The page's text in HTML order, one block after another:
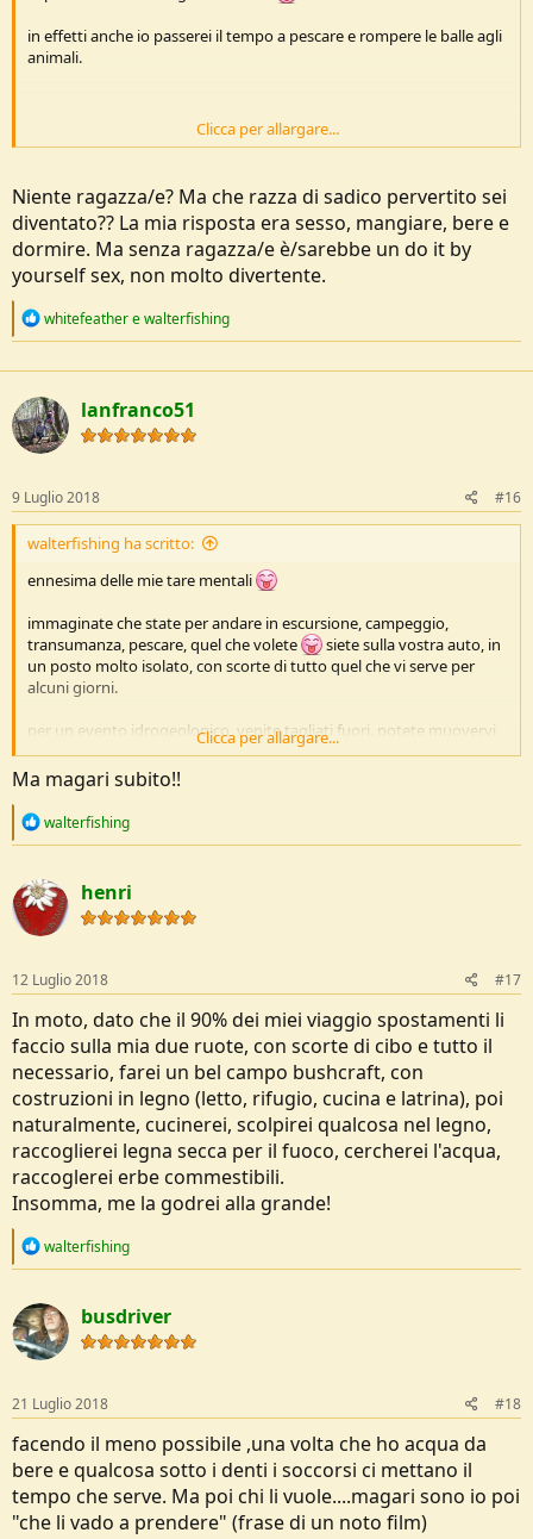
in effetti anche io passerei il tempo a pescare e rompere le balle agli
animali.
dai, complico le cose: dati i vincoli di cui sopra (isolamento e
situazione che l'ha causata e cosa fareste!
Clicca per allargare...
Niente ragazza/e? Ma che razza di sadico pervertito sei
diventato?? La mia risposta era sesso, mangiare, bere e
dormire. Ma senza ragazza/e è/sarebbe un do it by
yourself sex, non molto divertente.
R
c
t
i
o
n
whitefeatherewalterfishing
lanfranco51
9 Luglio 2018 #16
walterfishing ha scritto:
ennesima delle mie tare mentali
immaginate che state per andare in escursione, campeggio,
transumanza, pescare, quel che volete
siete sulla vostra auto, in
un posto molto isolato, con scorte di tutto quel che vi serve per
alcuni giorni.
per un evento idrogeologico, venite tagliati fuori. potete muovervi
solo nel raggio di 500 m dalla vostra auto, e c'e' un piccolo spiazzo a
vostra totale disposizione
supponendo che
2)il clima sia ottimo e abbiate scorte per un intervallo ben piu'
lungo, quindi non rischiate
delimitato, senza contatti col mondo esterno
4)la situazione si sia stabilizzata e quindi non ci siano ulteriori rischi,
non potete aprirvi la strada da soli ma neppure dobbiate
preoccuparvi
come passereste le 48 ore in attesa della riapertura della strada?
Clicca per allargare...
Ma magari subito!!
R
c
t
i
o
s
:
walterfishing
henri
12 Luglio 2018 #17
In moto, dato che il 90% dei miei viaggio spostamenti li
faccio sulla mia due ruote, con scorte di cibo e tutto il
necessario, farei un bel campo bushcraft, con
costruzioni in legno (letto, rifugio, cucina e latrina), poi
naturalmente, cucinerei, scolpirei qualcosa nel legno,
raccoglierei legna secca per il fuoco, cercherei l'acqua,
raccoglerei erbe commestibili.
Insomma, me la godrei alla grande!
R
c
t
i
o
s
:
walterfishing
busdriver
21 Luglio 2018 #18
facendo il meno possibile ,una volta che ho acqua da
bere e qualcosa sotto i denti i soccorsi ci mettano il
tempo che serve. Ma poi chi li vuole....magari sono io poi
"che li vado a prendere" (frase di un noto film)